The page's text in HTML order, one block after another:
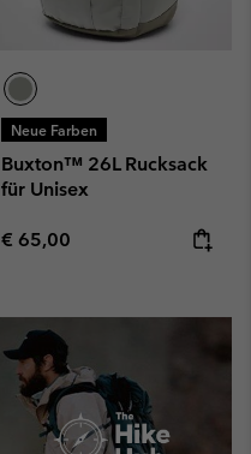
Neue Farben
Buxton™ 26L Rucksack
für Unisex
Regular price:
€ 65,00